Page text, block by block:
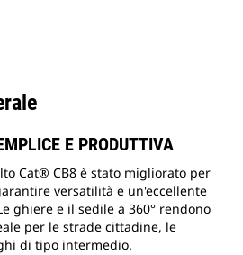
E PRODUTTIVA
Cat® CB8 è stato migliorato per
versatilità e un'eccellente
ghiere e il sedile a 360° rendono
per le strade cittadine, le
di tipo intermedio.